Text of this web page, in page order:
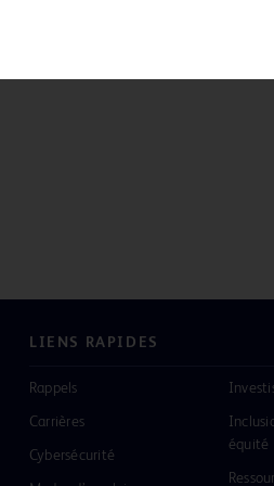
produits, services ou caractéristiques
votre représentant BD local.
LIENS RAPIDES
Rappels
Carrières
Cybersécurité
équité